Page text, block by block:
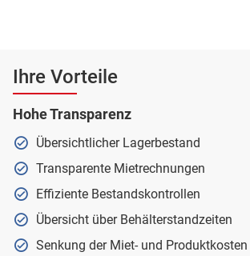
Ihre Vorteile
Hohe Transparenz
Übersichtlicher Lagerbestand
Transparente Mietrechnungen
Effiziente Bestandskontrollen
Übersicht über Behälterstandzeiten
Senkung der Miet- und Produktkosten